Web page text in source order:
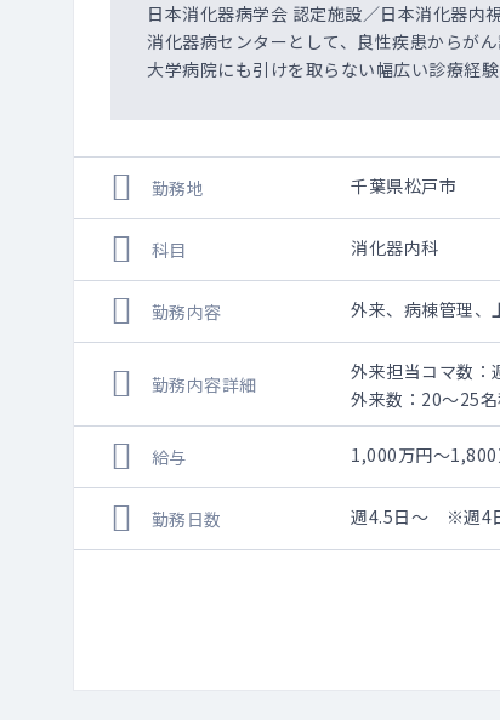
日本消化器病学会 認定施設／日本消化器内
消化器病センターとして、良性疾患からがん
大学病院にも引けを取らない幅広い診療経
勤務地 千葉県松戸市
科目 消化器内科
勤務内容 外来、病棟管理、
勤務内容詳細
外来担当コマ数：
外来数：20～25
外来・診療体制：
担当病床数：5～8
消化器内科の平
給与 1,000万円～
勤務日数 週4.5日～ ※週4